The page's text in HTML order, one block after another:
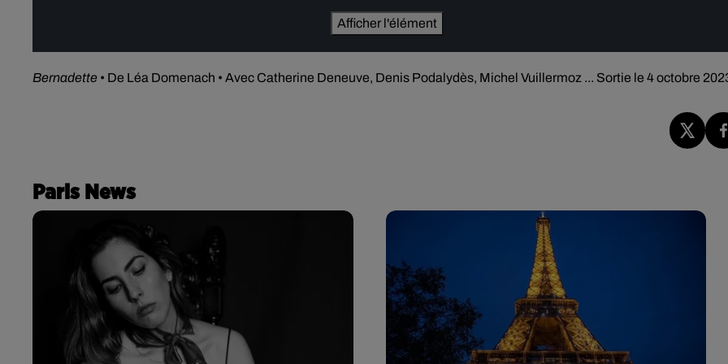
Afficher l'élément
Bernadette • De Léa Domenach • Avec Catherine Deneuve, Denis Podalydès, Michel Vuillermoz ... Sortie le 4 octobre
Paris News